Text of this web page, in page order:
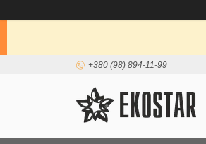
+380 (98) 894-11-99